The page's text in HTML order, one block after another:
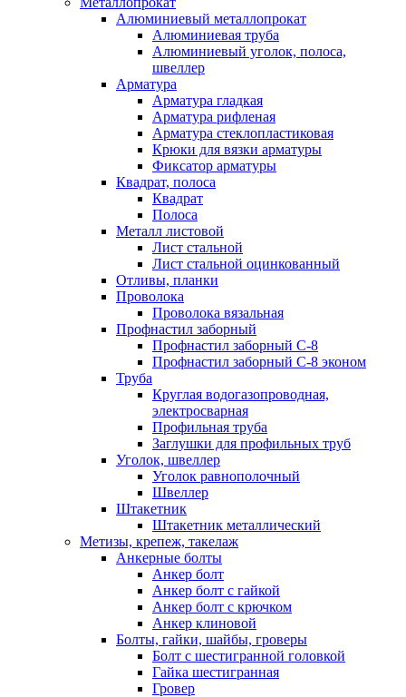
Алюминиевый металлопрокат
Алюминиевая труба
Алюминиевый уголок, полоса,
швеллер
Арматура
Арматура гладкая
Арматура рифленая
Арматура стеклопластиковая
Крюки для вязки арматуры
Фиксатор арматуры
Квадрат, полоса
Квадрат
Полоса
Металл листовой
Лист стальной
Лист стальной оцинкованный
Отливы, планки
Проволока
Проволока вязальная
Профнастил заборный
Профнастил заборный С-8
Профнастил заборный С-8 эконом
Труба
Круглая водогазопроводная,
электросварная
Профильная труба
Заглушки для профильных труб
Уголок, швеллер
Уголок равнополочный
Швеллер
Штакетник
Штакетник металлический
Метизы, крепеж, такелаж
Анкерные болты
Анкер болт
Анкер болт с гайкой
Анкер болт с крючком
Анкер клиновой
Болты, гайки, шайбы, гроверы
Болт c шестигранной головкой
Гайка шестигранная
Гровер